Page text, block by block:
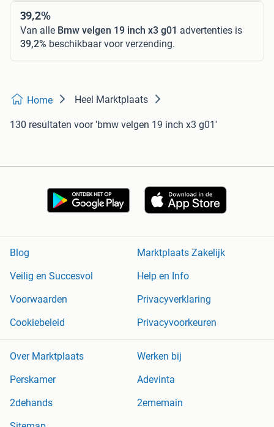
39,2%
Van alle Bmw velgen 19 inch x3 g01 advertenties is
39,2% beschikbaar voor verzending.
Home Heel Marktplaats
130 resultaten voor 'bmw velgen 19 inch x3 g01'
Blog
Marktplaats Zakelijk
Veilig en Succesvol
Help en Info
Voorwaarden
Privacyverklaring
Cookiebeleid
Privacyvoorkeuren
Over Marktplaats
Werken bij
Perskamer
Adevinta
2dehands
2ememain